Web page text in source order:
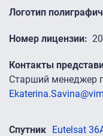
Логотип
Номер лицензии
Контакты
Старший менеджер
Спутник Eutelsat